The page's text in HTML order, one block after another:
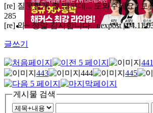
[re] 질문할게 좀 많은데... 도와주세요.. 토
285
[re] 와~ 정말 감사합니다..nexpost |
글쓰기
441
443
444 445
게시물 검색